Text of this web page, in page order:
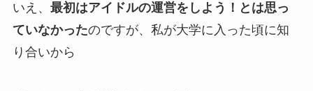
いえ、 最初はアイドルの運営をしよう！とは思っ
ていなかったのですが、私が大学に入った頃に知
り合いから